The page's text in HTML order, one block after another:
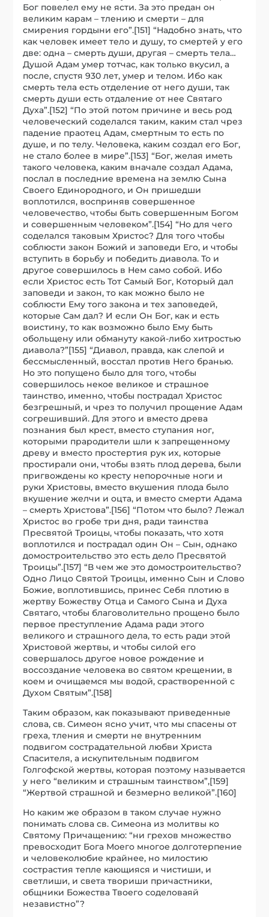
Бог повелел ему не ясти. За это предан он
великим карам – тлению и смерти – для
смирения гордыни его”.[151] “Надобно знать, что
как человек имеет тело и душу, то смертей у его
две: одна – смерть души, другая – смерть тела…
Душой Адам умер тотчас, как только вкусил, а
после, спустя 930 лет, умер и телом. Ибо как
смерть тела есть отделение от него души, так
смерть души есть отдаление от нее Святаго
Духа”.[152] “По этой потом причине и весь род
человеческий соделался таким, каким стал чрез
падение праотец Адам, смертным то есть по
душе, и по телу. Человека, каким создал его Бог,
не стало более в мире”.[153] “Бог, желая иметь
такого человека, каким вначале создал Адама,
послал в последние времена на землю Сына
Своего Единородного, и Он пришедши
воплотился, восприняв совершенное
человечество, чтобы быть совершенным Богом
и совершенным человеком”.[154] “Но для чего
соделался таковым Христос? Для того чтобы
соблюсти закон Божий и заповеди Его, и чтобы
вступить в борьбу и победить диавола. То и
другое совершилось в Нем само собой. Ибо
если Христос есть Тот Самый Бог, Который дал
заповеди и закон, то как можно было не
соблюсти Ему того закона и тех заповедей,
которые Сам дал? И если Он Бог, как и есть
воистину, то как возможно было Ему быть
обольщену или обмануту какой-либо хитростью
диавола?”[155] “Диавол, правда, как слепой и
бессмысленный, восстал против Него бранью.
Но это попущено было для того, чтобы
совершилось некое великое и страшное
таинство, именно, чтобы пострадал Христос
безгрешный, и чрез то получил прощение Адам
согрешивший. Для этого и вместо древа
познания был крест, вместо ступания ног,
которыми прародители шли к запрещенному
древу и вместо простертия рук их, которые
простирали они, чтобы взять плод дерева, были
пригвождены ко кресту непорочные ноги и
руки Христовы, вместо вкушения плода было
вкушение желчи и оцта, и вместо смерти Адама
– смерть Христова”.[156] “Потом что было? Лежал
Христос во гробе три дня, ради таинства
Пресвятой Троицы, чтобы показать, что хотя
воплотился и пострадал один Он – Сын, однако
домостроительство это есть дело Пресвятой
Троицы”.[157] “В чем же это домостроительство?
Одно Лицо Святой Троицы, именно Сын и Слово
Божие, воплотившись, принес Себя плотию в
жертву Божеству Отца и Самого Сына и Духа
Святаго, чтобы благоволительно прощено было
первое преступление Адама ради этого
великого и страшного дела, то есть ради этой
Христовой жертвы, и чтобы силой его
совершалось другое новое рождение и
воссоздание человека во святом крещении, в
коем и очищаемся мы водой, срастворенной с
Духом Святым”.[158]
Таким образом, как показывают приведенные
слова, св. Симеон ясно учит, что мы спасены от
греха, тления и смерти не внутренним
подвигом сострадательной любви Христа
Спасителя, а искупительным подвигом
Голгофской жертвы, которая поэтому называется
у него “великим и страшным таинством”,[159]
“Жертвой страшной и безмерно великой”.[160]
Но каким же образом в таком случае нужно
понимать слова св. Симеона из молитвы ко
Святому Причащению: “ни грехов множество
превосходит Бога Моего многое долготерпение
и человеколюбие крайнее, но милостию
сострастия тепле кающияся и чистиши, и
светлиши, и света твориши причастники,
общники Божества Твоего соделоваяй
независтно”?